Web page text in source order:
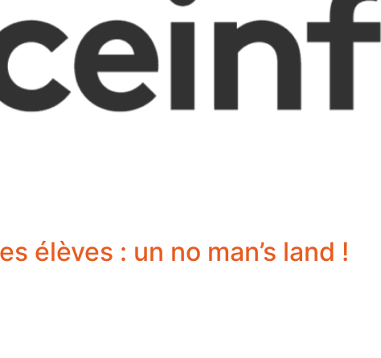
élèves : un no man’s land !